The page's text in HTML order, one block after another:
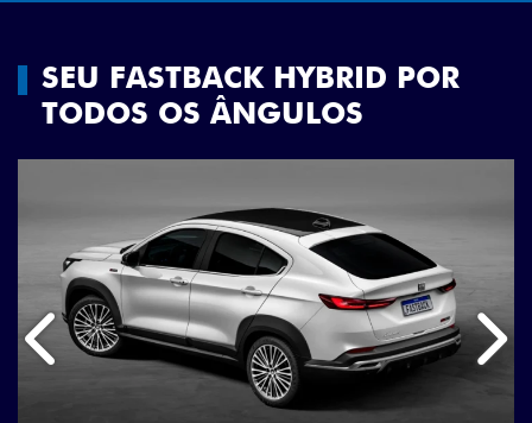
SEU FASTBACK HYBRID POR
TODOS OS ÂNGULOS
Anterior